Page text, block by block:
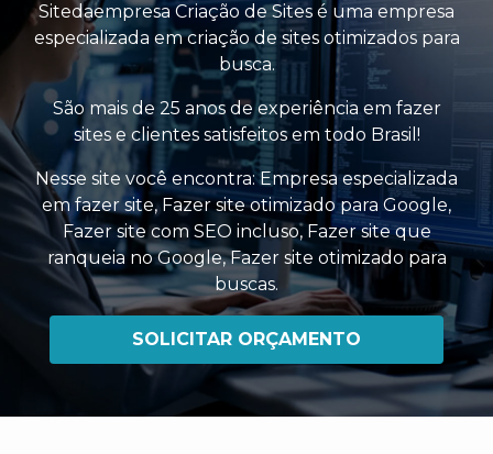
Sitedaempresa Criação de Sites é uma empresa
especializada em criação de sites otimizados para
busca.
São mais de 25 anos de experiência em fazer
sites e clientes satisfeitos em todo Brasil!
Nesse site você encontra:Empresa especializada
em fazer site,Fazer site otimizado para Google,
Fazer site com SEO incluso, Fazer site que
ranqueia no Google,Fazer site otimizado para
buscas.
SOLICITAR ORÇAMENTO